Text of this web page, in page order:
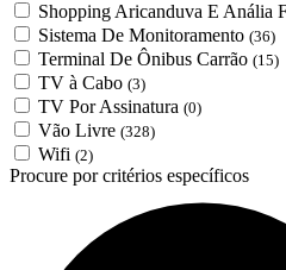
Shopping Aricanduva E Anália
Sistema De Monitoramento (36)
Terminal De Ônibus Carrão (15)
TV à Cabo (3)
TV Por Assinatura (0)
Vão Livre (328)
Wifi (2)
Procure por critérios específicos